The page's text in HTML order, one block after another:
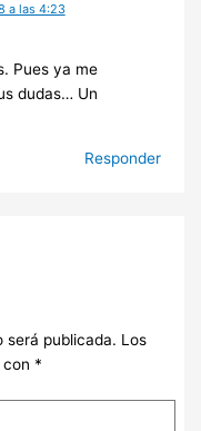
a las 4:23
Pues ya me
dudas… Un
Responder
será publicada. Los
*